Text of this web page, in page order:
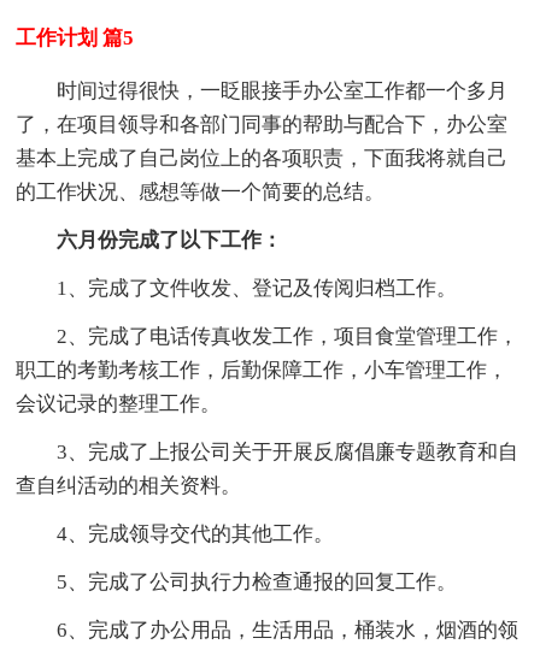
工作计划 篇5
时间过得很快，一眨眼接手办公室工作都一个多月
了，在项目领导和各部门同事的帮助与配合下，办公室
基本上完成了自己岗位上的各项职责，下面我将就自己
的工作状况、感想等做一个简要的总结。
六月份完成了以下工作：
1、完成了文件收发、登记及传阅归档工作。
2、完成了电话传真收发工作，项目食堂管理工作，
职工的考勤考核工作，后勤保障工作，小车管理工作，
会议记录的整理工作。
3、完成了上报公司关于开展反腐倡廉专题教育和自
查自纠活动的相关资料。
4、完成领导交代的其他工作。
5、完成了公司执行力检查通报的回复工作。
6、完成了办公用品，生活用品，桶装水，烟酒的领